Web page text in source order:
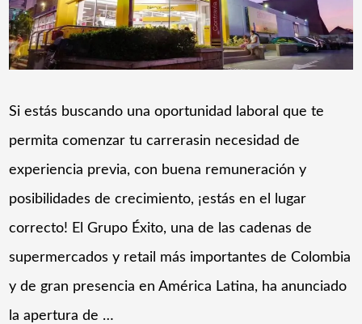
Si estás buscando una oportunidad laboral que te
permita comenzar tu carrerasin necesidad de
experiencia previa, con buena remuneración y
posibilidades de crecimiento, ¡estás en el lugar
correcto! El Grupo Éxito, una de las cadenas de
supermercados y retail más importantes de Colombia
y de gran presencia en América Latina, ha anunciado
la apertura de …